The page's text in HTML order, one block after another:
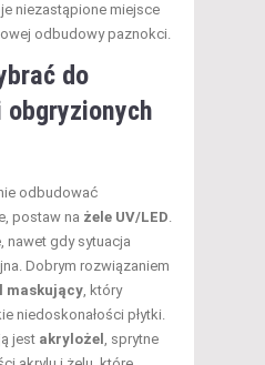
niezastąpione miejsce
odbudowy paznokci.
do
odbudować
postaw na żele UV/LED.
nawet gdy sytuacja
Dobrym rozwiązaniem
maskujący, który
niedoskonałości płytki.
jest akrylożel , sprytne